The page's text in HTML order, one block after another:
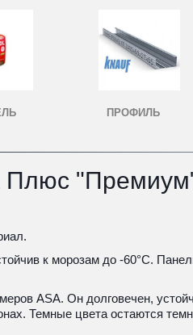
ПРОФИЛЬ
Плюс
к морозам до -60°С.
ASA. Он долговечен,
Темные цвета остаются